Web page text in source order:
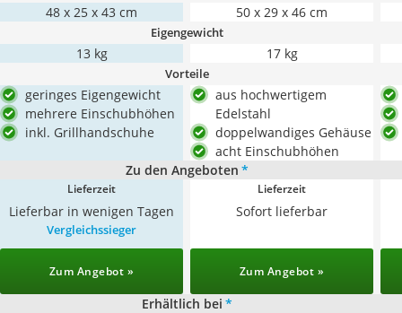
48 x 25 x 43 cm 50 x 29 x 46 cm
Eigengewicht
13 kg 17 kg
Vorteile
geringes Eigengewicht
mehrere Einschubhöhen
inkl. Grillhandschuhe
aus hochwertigem
Edelstahl
doppelwandiges Gehäuse
acht Einschubhöhen
Zu den Angeboten *
Lieferzeit
Lieferbar in wenigen Tagen
Lieferzeit
Sofort lieferbar
Vergleichssieger
Zum Angebot » Zum Angebot »
Erhältlich bei *